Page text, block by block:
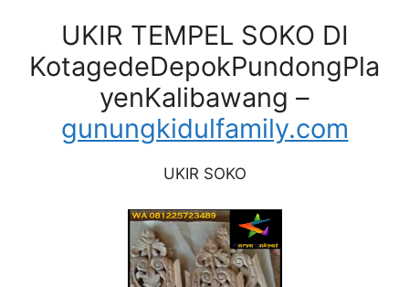
UKIR TEMPEL SOKO DI
KotagedeDepokPundongPla
yenKalibawang –
gunungkidulfamily.com
UKIR SOKO